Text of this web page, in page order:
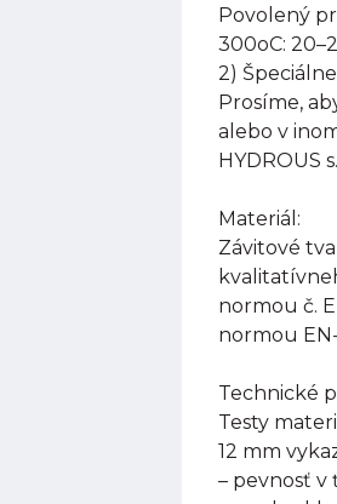
Povolený
300oC:
2)
Prosíme,
alebo v
HYDROUS
Materiál:
Závitové
normou č.
normou
Technické
Testy
12 mm
– pevnosť v